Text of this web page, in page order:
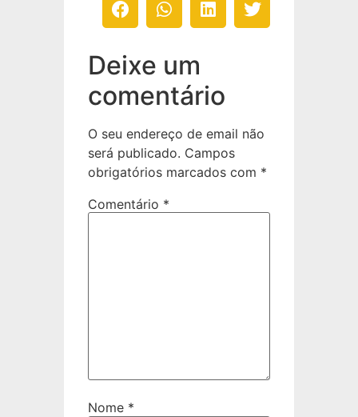
Deixe um
comentário
O seu endereço de email não
será publicado. Campos
obrigatórios marcados com *
Comentário *
Nome *